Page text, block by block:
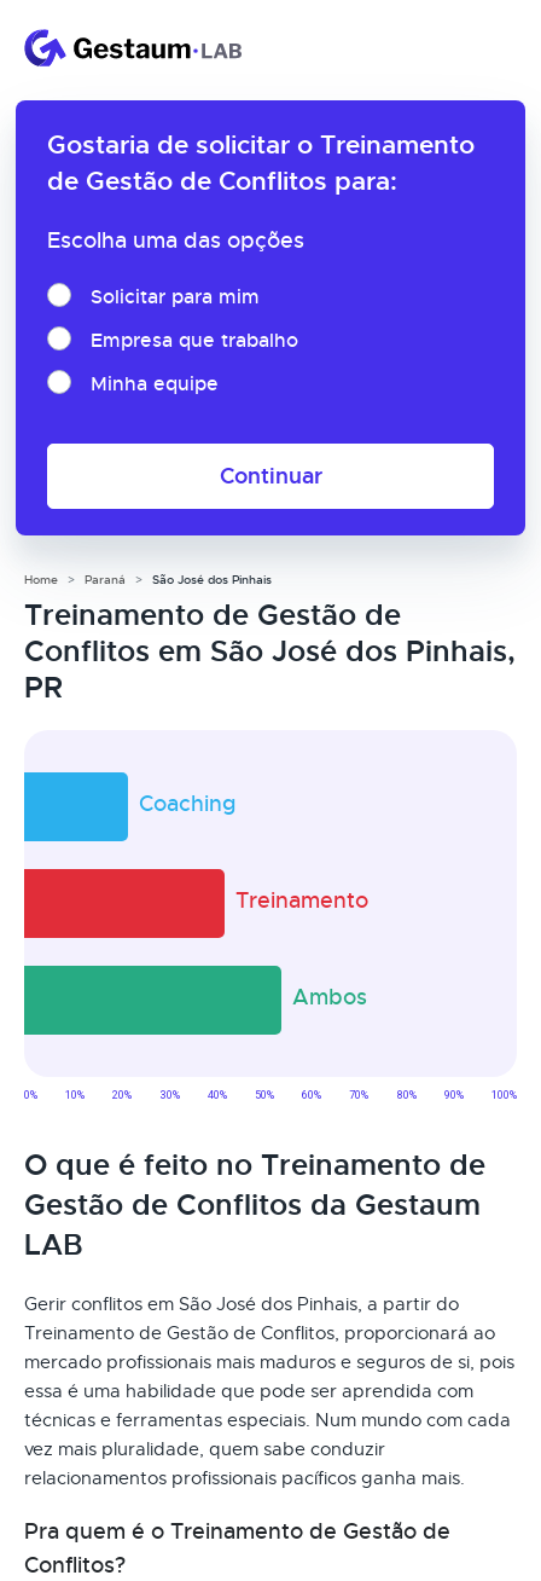
Gostaria de solicitar o Treinamento
de Gestão de Conflitos para:
Escolha uma das opções
Solicitar para mim
Empresa que trabalho
Minha equipe
Continuar
Home Paraná São José dos Pinhais
Treinamento de Gestão de
Conflitos em São José dos Pinhais,
PR
O que é feito no Treinamento de
Gestão de Conflitos da Gestaum
LAB
Gerir conflitos em São José dos Pinhais, a partir do
Treinamento de Gestão de Conflitos, proporcionará ao
mercado profissionais mais maduros e seguros de si, pois
essa é uma habilidade que pode ser aprendida com
técnicas e ferramentas especiais. Num mundo com cada
vez mais pluralidade, quem sabe conduzir
relacionamentos profissionais pacíficos ganha mais.
Pra quem é o Treinamento de Gestão de
Conflitos?